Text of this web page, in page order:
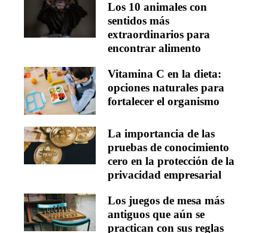
Los 10 animales con
sentidos más
extraordinarios para
encontrar alimento
Vitamina C en la dieta:
opciones naturales para
fortalecer el organismo
La importancia de las
pruebas de conocimiento
cero en la protección de la
privacidad empresarial
Los juegos de mesa más
antiguos que aún se
practican con sus reglas